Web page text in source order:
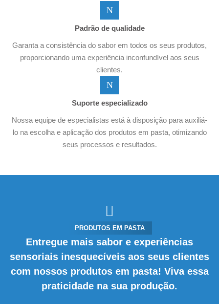
Padrão de qualidade
Garanta a consistência do sabor em todos os seus produtos,
proporcionando uma experiência inconfundível aos seus
clientes.
Suporte especializado
Nossa equipe de especialistas está à disposição para auxiliá-
lo na escolha e aplicação dos produtos em pasta, otimizando
seus processos e resultados.
PRODUTOS EM PASTA
Entregue mais sabor e experiências
sensoriais inesquecíveis aos seus clientes
com nossos produtos em pasta! Viva essa
praticidade na sua produção.